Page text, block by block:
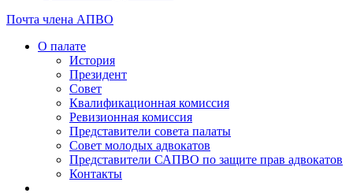
Почта члена АПВО
О палате
История
Президент
Совет
Квалификационная комиссия
Ревизионная комиссия
Представители совета палаты
Совет молодых адвокатов
Представители САПВО по защите прав адвокатов
Контакты